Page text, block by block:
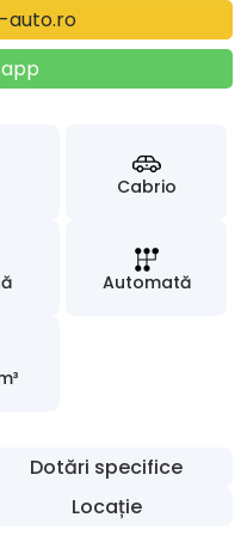
auto.ro
Cabrio
Automată
Dotări specifice
Locație